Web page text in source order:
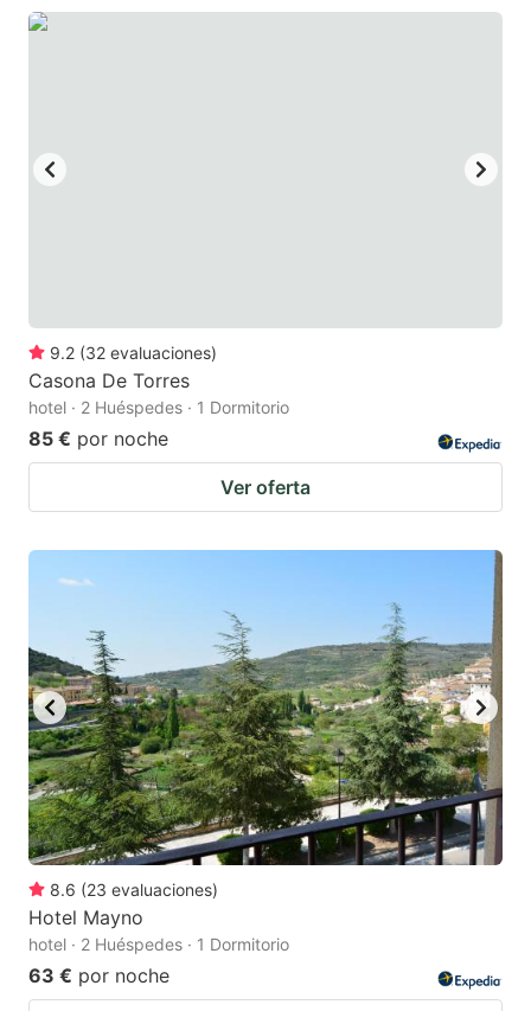
9.2 (32 evaluaciones)
Casona De Torres
hotel · 2 Huéspedes · 1 Dormitorio
85 € por noche
Ver oferta
8.6 (23 evaluaciones)
Hotel Mayno
hotel · 2 Huéspedes · 1 Dormitorio
63 € por noche